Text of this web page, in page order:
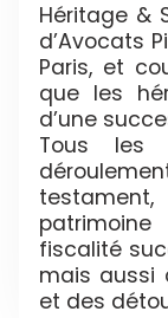
Héritage &
d’Avocats
Paris, et
que les
d’une
Tous les
fiscalité
mais aussi
et des